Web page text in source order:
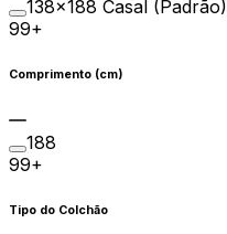
138×188 Casal (Padrão)
99+
Comprimento (cm)
188
99+
Tipo do Colchão